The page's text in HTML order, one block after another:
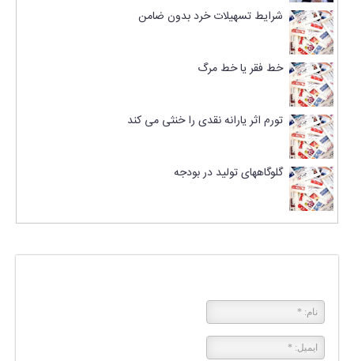
شرایط تسهیلات خرد بدون ضامن
خط فقر یا خط مرگ
تورم اثر یارانه نقدی را خنثی می کند
گلوگاههای تولید در بودجه